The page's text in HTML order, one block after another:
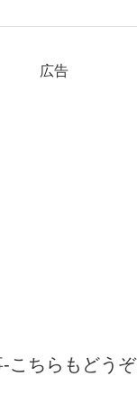
広告
-こちらもどうぞ